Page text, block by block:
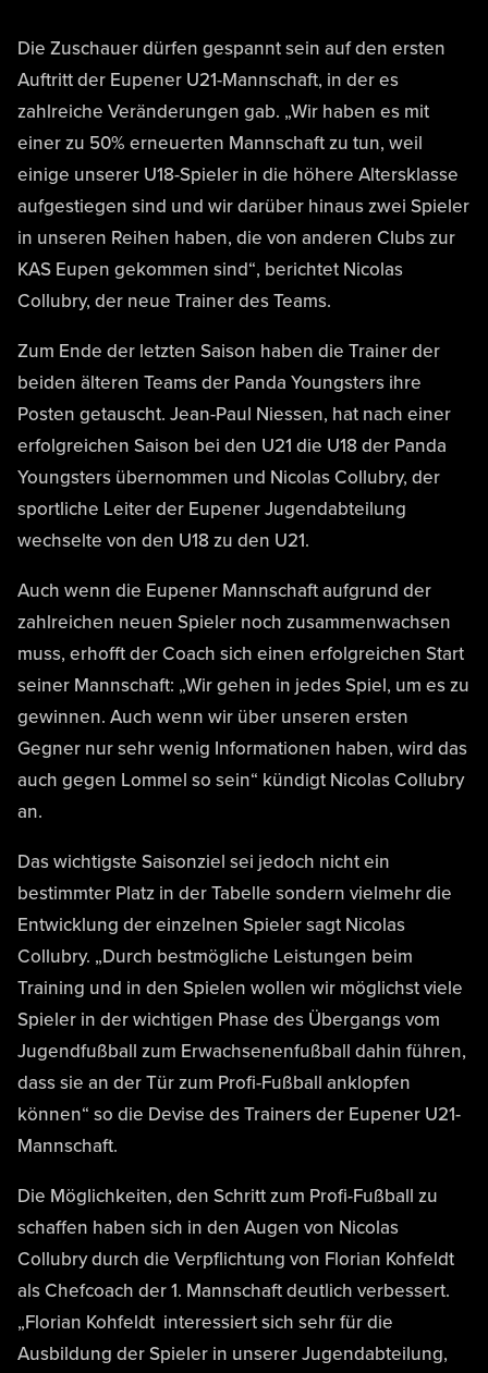
Die Zuschauer dürfen gespannt sein auf den ersten
Auftritt der Eupener U21-Mannschaft, in der es
zahlreiche Veränderungen gab. „Wir haben es mit
einer zu 50% erneuerten Mannschaft zu tun, weil
einige unserer U18-Spieler in die höhere Altersklasse
aufgestiegen sind und wir darüber hinaus zwei Spieler
in unseren Reihen haben, die von anderen Clubs zur
KAS Eupen gekommen sind“, berichtet Nicolas
Collubry, der neue Trainer des Teams.
Zum Ende der letzten Saison haben die Trainer der
beiden älteren Teams der Panda Youngsters ihre
Posten getauscht. Jean-Paul Niessen, hat nach einer
erfolgreichen Saison bei den U21 die U18 der Panda
Youngsters übernommen und Nicolas Collubry, der
sportliche Leiter der Eupener Jugendabteilung
wechselte von den U18 zu den U21.
Auch wenn die Eupener Mannschaft aufgrund der
zahlreichen neuen Spieler noch zusammenwachsen
muss, erhofft der Coach sich einen erfolgreichen Start
seiner Mannschaft: „Wir gehen in jedes Spiel, um es zu
gewinnen. Auch wenn wir über unseren ersten
Gegner nur sehr wenig Informationen haben, wird das
auch gegen Lommel so sein“ kündigt Nicolas Collubry
an.
Das wichtigste Saisonziel sei jedoch nicht ein
bestimmter Platz in der Tabelle sondern vielmehr die
Entwicklung der einzelnen Spieler sagt Nicolas
Collubry. „Durch bestmögliche Leistungen beim
Training und in den Spielen wollen wir möglichst viele
Spieler in der wichtigen Phase des Übergangs vom
Jugendfußball zum Erwachsenenfußball dahin führen,
dass sie an der Tür zum Profi-Fußball anklopfen
können“ so die Devise des Trainers der Eupener U21-
Mannschaft.
Die Möglichkeiten, den Schritt zum Profi-Fußball zu
schaffen haben sich in den Augen von Nicolas
Collubry durch die Verpflichtung von Florian Kohfeldt
als Chefcoach der 1. Mannschaft deutlich verbessert.
„Florian Kohfeldt interessiert sich sehr für die
Ausbildung der Spieler in unserer Jugendabteilung,